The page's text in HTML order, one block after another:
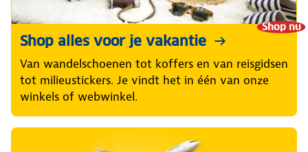
Shop nu
Shop alles voor je vakantie
Van wandelschoenen tot koffers en van reisgidsen
tot milieustickers. Je vindt het in één van onze
winkels of webwinkel.